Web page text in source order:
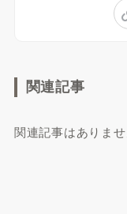
関連記事
関連記事はありませ